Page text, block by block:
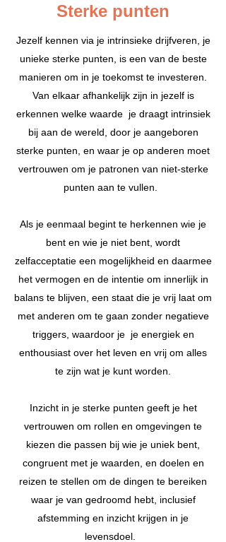
Sterke punten
Jezelf kennen via je intrinsieke drijfveren, je
unieke sterke punten, is een van de beste
manieren om in je toekomst te investeren.
Van elkaar afhankelijk zijn in jezelf is
erkennen welke waarde je draagt intrinsiek
bij aan de wereld, door je aangeboren
sterke punten, en waar je op anderen moet
vertrouwen om je patronen van niet-sterke
punten aan te vullen.
Als je eenmaal begint te herkennen wie je
bent en wie je niet bent, wordt
zelfacceptatie een mogelijkheid en daarmee
het vermogen en de intentie om innerlijk in
balans te blijven, een staat die je vrij laat om
met anderen om te gaan zonder negatieve
triggers, waardoor je je energiek en
enthousiast over het leven en vrij om alles
te zijn wat je kunt worden.
Inzicht in je sterke punten geeft je het
vertrouwen om rollen en omgevingen te
kiezen die passen bij wie je uniek bent,
congruent met je waarden, en doelen en
reizen te stellen om de dingen te bereiken
waar je van gedroomd hebt, inclusief
afstemming en inzicht krijgen in je
levensdoel.